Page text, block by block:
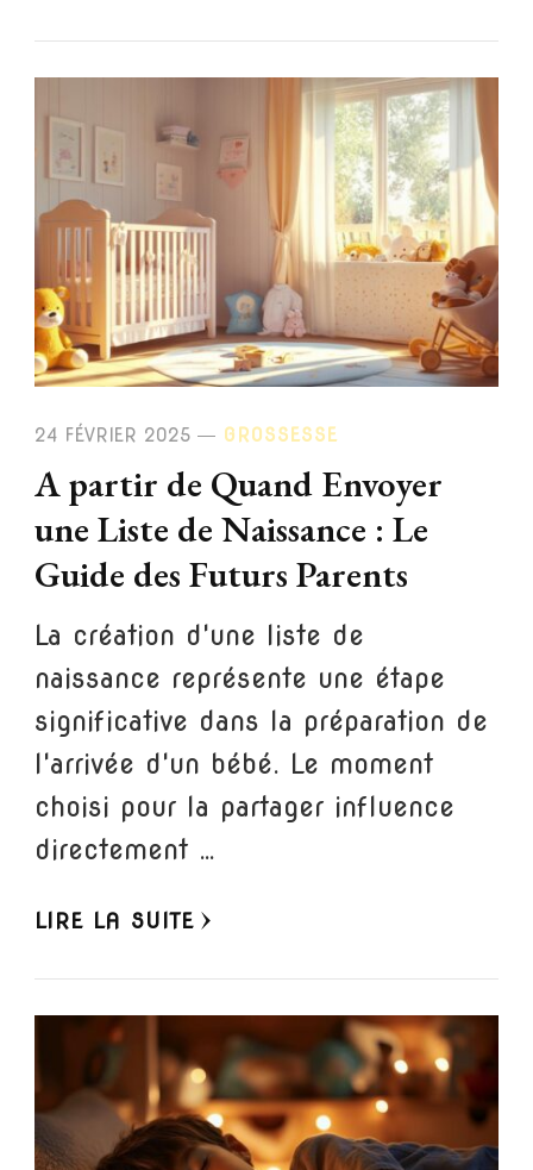
24 FÉVRIER 2025 GROSSESSE
A partir de Quand Envoyer
une Liste de Naissance : Le
Guide des Futurs Parents
La création d'une liste de
naissance représente une étape
significative dans la préparation de
l'arrivée d'un bébé. Le moment
choisi pour la partager influence
directement …
LIRE LA SUITE